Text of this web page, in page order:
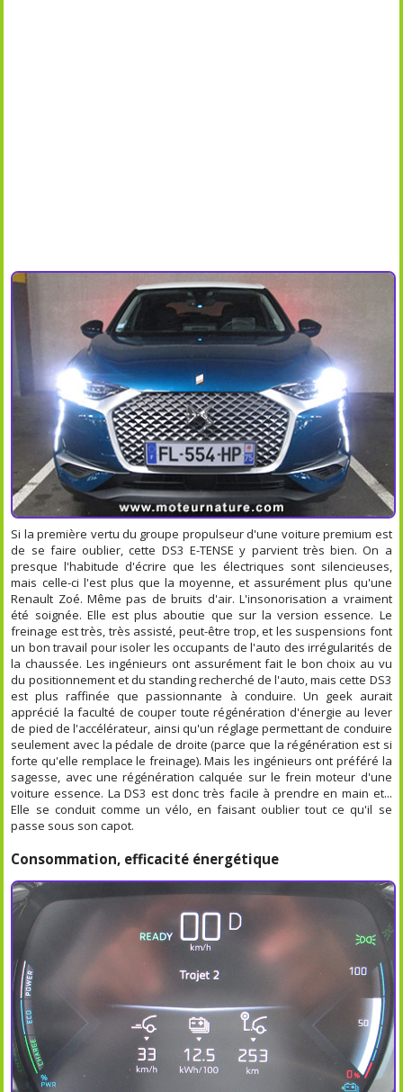
Si la première vertu du groupe propulseur d'une voiture premium est
de se faire oublier, cette DS3 E-TENSE y parvient très bien. On a
presque l'habitude d'écrire que les électriques sont silencieuses,
mais celle-ci l'est plus que la moyenne, et assurément plus qu'une
Renault Zoé. Même pas de bruits d'air. L'insonorisation a vraiment
été soignée. Elle est plus aboutie que sur la version essence. Le
freinage est très, très assisté, peut-être trop, et les suspensions font
un bon travail pour isoler les occupants de l'auto des irrégularités de
la chaussée. Les ingénieurs ont assurément fait le bon choix au vu
du positionnement et du standing recherché de l'auto, mais cette DS3
est plus raffinée que passionnante à conduire. Un geek aurait
apprécié la faculté de couper toute régénération d'énergie au lever
de pied de l'accélérateur, ainsi qu'un réglage permettant de conduire
seulement avec la pédale de droite (parce que la régénération est si
forte qu'elle remplace le freinage). Mais les ingénieurs ont préféré la
sagesse, avec une régénération calquée sur le frein moteur d'une
voiture essence. La DS3 est donc très facile à prendre en main et...
Elle se conduit comme un vélo, en faisant oublier tout ce qu'il se
passe sous son capot.
Consommation, efficacité énergétique